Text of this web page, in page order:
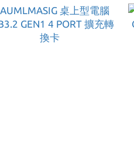
卡/ 最多7個後置 /
核心 瑞薩科技主
控晶片/免驅動安裝